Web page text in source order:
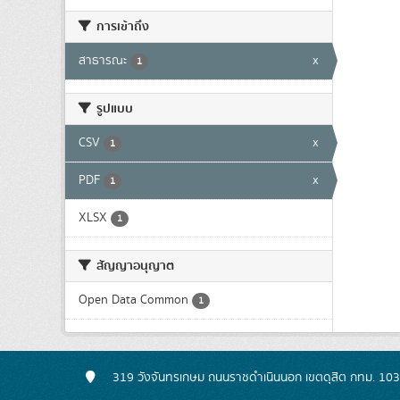
การเข้าถึง
สาธารณะ 1 x
รูปแบบ
CSV 1 x
PDF 1 x
XLSX 1
สัญญาอนุญาต
Open Data Common 1
319 วังจันทรเกษม ถนนราชดำเนินนอก เขตดุสิต กทม.